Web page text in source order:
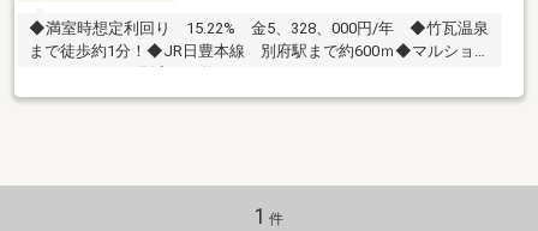
◆満室時想定利回り 15.22% 金5、328、000円/年 ◆竹瓦温泉
まで徒歩約1分！◆JR日豊本線 別府駅まで約600ｍ◆マルショ
1 件